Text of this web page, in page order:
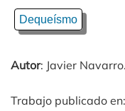
Dequeísmo
Autor: Javier Navarro.
Trabajo publicado